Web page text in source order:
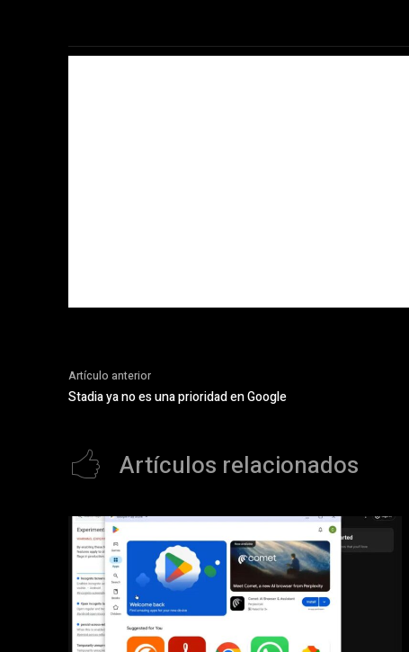
Artículo anterior
Stadia ya no es una prioridad en Google
Artículos relacionados